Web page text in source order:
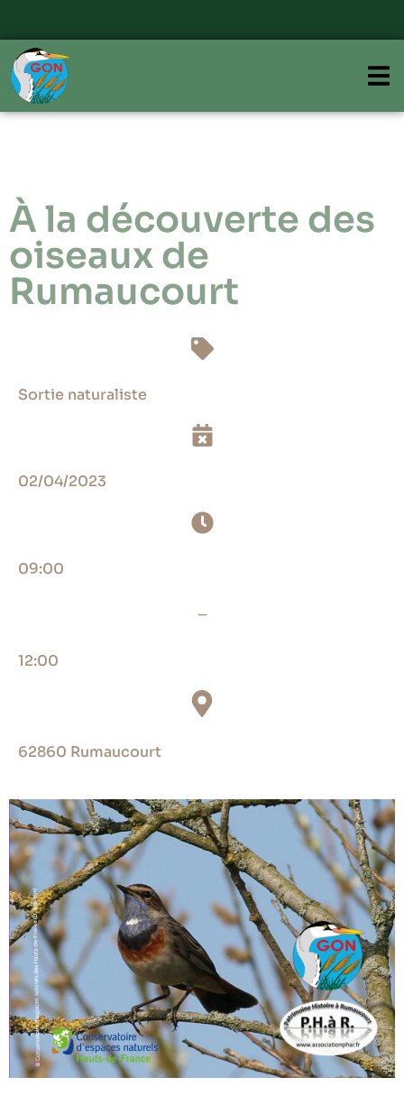
À la découverte des
oiseaux de
Rumaucourt
Sortie naturaliste
02/04/2023
09:00
12:00
62860 Rumaucourt